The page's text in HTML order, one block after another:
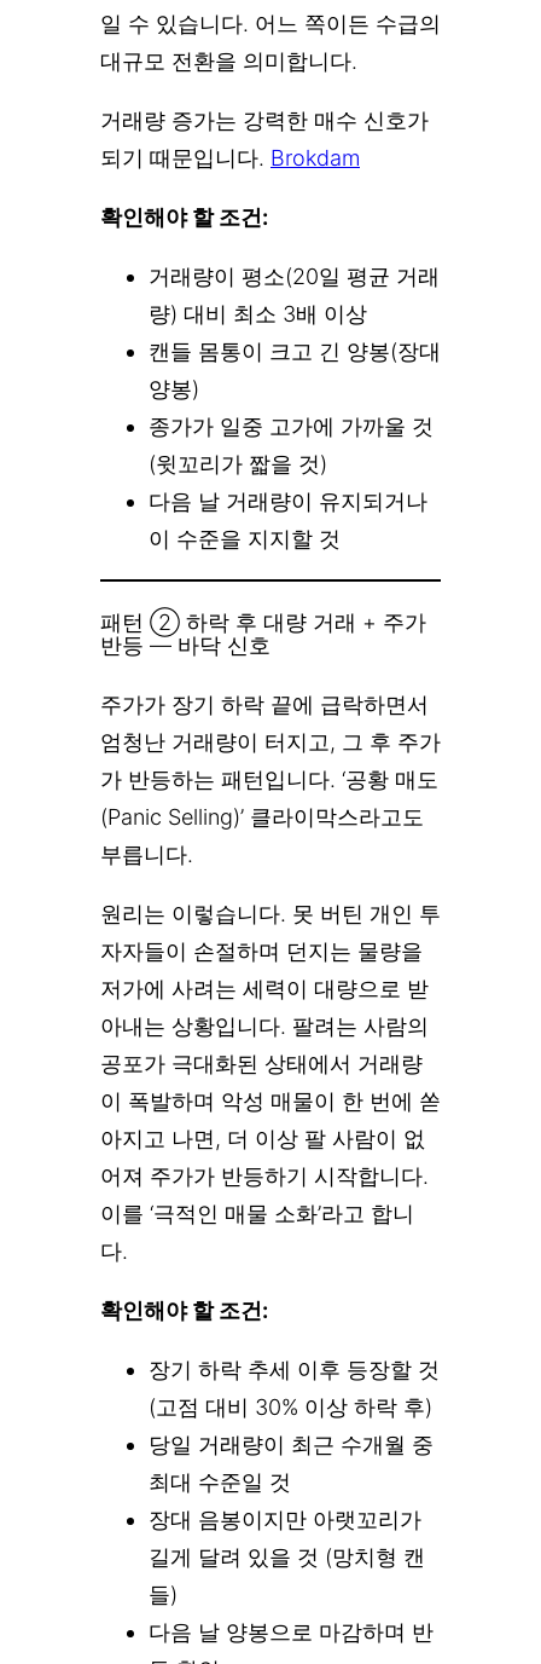
일 수 있습니다. 어느 쪽이든 수급의
대규모 전환을 의미합니다.
거래량 증가는 강력한 매수 신호가
되기 때문입니다. Brokdam
확인해야 할 조건:
거래량이 평소(20일 평균 거래
량) 대비 최소 3배 이상
캔들 몸통이 크고 긴 양봉(장대
양봉)
종가가 일중 고가에 가까울 것
(윗꼬리가 짧을 것)
다음 날 거래량이 유지되거나
이 수준을 지지할 것
패턴 ② 하락 후 대량 거래 + 주가
반등 — 바닥 신호
주가가 장기 하락 끝에 급락하면서
엄청난 거래량이 터지고, 그 후 주가
가 반등하는 패턴입니다. ‘공황 매도
(Panic Selling)’ 클라이막스라고도
부릅니다.
원리는 이렇습니다. 못 버틴 개인 투
자자들이 손절하며 던지는 물량을
저가에 사려는 세력이 대량으로 받
아내는 상황입니다. 팔려는 사람의
공포가 극대화된 상태에서 거래량
이 폭발하며 악성 매물이 한 번에 쏟
아지고 나면, 더 이상 팔 사람이 없
어져 주가가 반등하기 시작합니다.
이를 ‘극적인 매물 소화’라고 합니
다.
확인해야 할 조건:
장기 하락 추세 이후 등장할 것
(고점 대비 30% 이상 하락 후)
당일 거래량이 최근 수개월 중
최대 수준일 것
장대 음봉이지만 아랫꼬리가
길게 달려 있을 것 (망치형 캔
들)
다음 날 양봉으로 마감하며 반